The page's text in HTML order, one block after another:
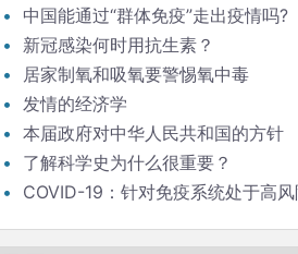
中国能通过“群体免疫”走出疫情吗?
新冠感染何时用抗生素？
居家制氧和吸氧要警惕氧中毒
发情的经济学
本届政府对中华人民共和国的方针
了解科学史为什么很重要？
COVID-19：针对免疫系统处于高